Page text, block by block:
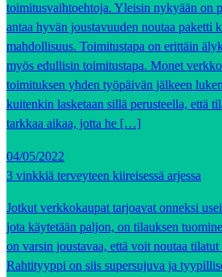
toimitusvaihtoehtoja. Yleisin nykyään on
antaa hyvän joustavuuden noutaa paketti
mahdollisuus. Toimitustapa on erittäin
myös edullisin toimitustapa. Monet
toimituksen yhden työpäivän jälkeen
kuitenkin lasketaan sillä perusteella, että
tarkkaa aikaa, jotta he […]
04/05/2022
3 vinkkiä terveyteen kiireisessä arjessa
Jotkut verkkokaupat tarjoavat onneksi
jota käytetään paljon, on tilauksen
on varsin joustavaa, että voit noutaa
Rahtityyppi on siis supersujuva ja